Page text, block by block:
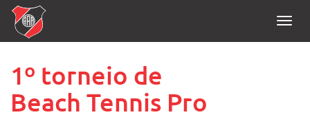
1º torneio de
Beach Tennis Pro